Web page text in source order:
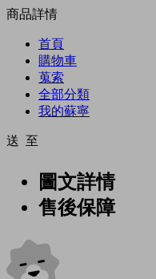
商品詳情
首頁
購物車
蒐索
全部分類
我的蘇寧
送 至
圖文詳情
售後保障